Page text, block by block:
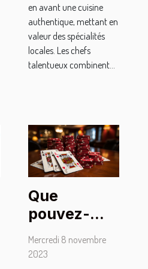
en avant une cuisine
authentique, mettant en
valeur des spécialités
locales. Les chefs
talentueux combinent...
Que
pouvez-
vous retenir
du
Mercredi 8 novembre
2023